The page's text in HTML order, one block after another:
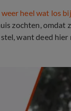
weer heel wat los
zochten,
want deed